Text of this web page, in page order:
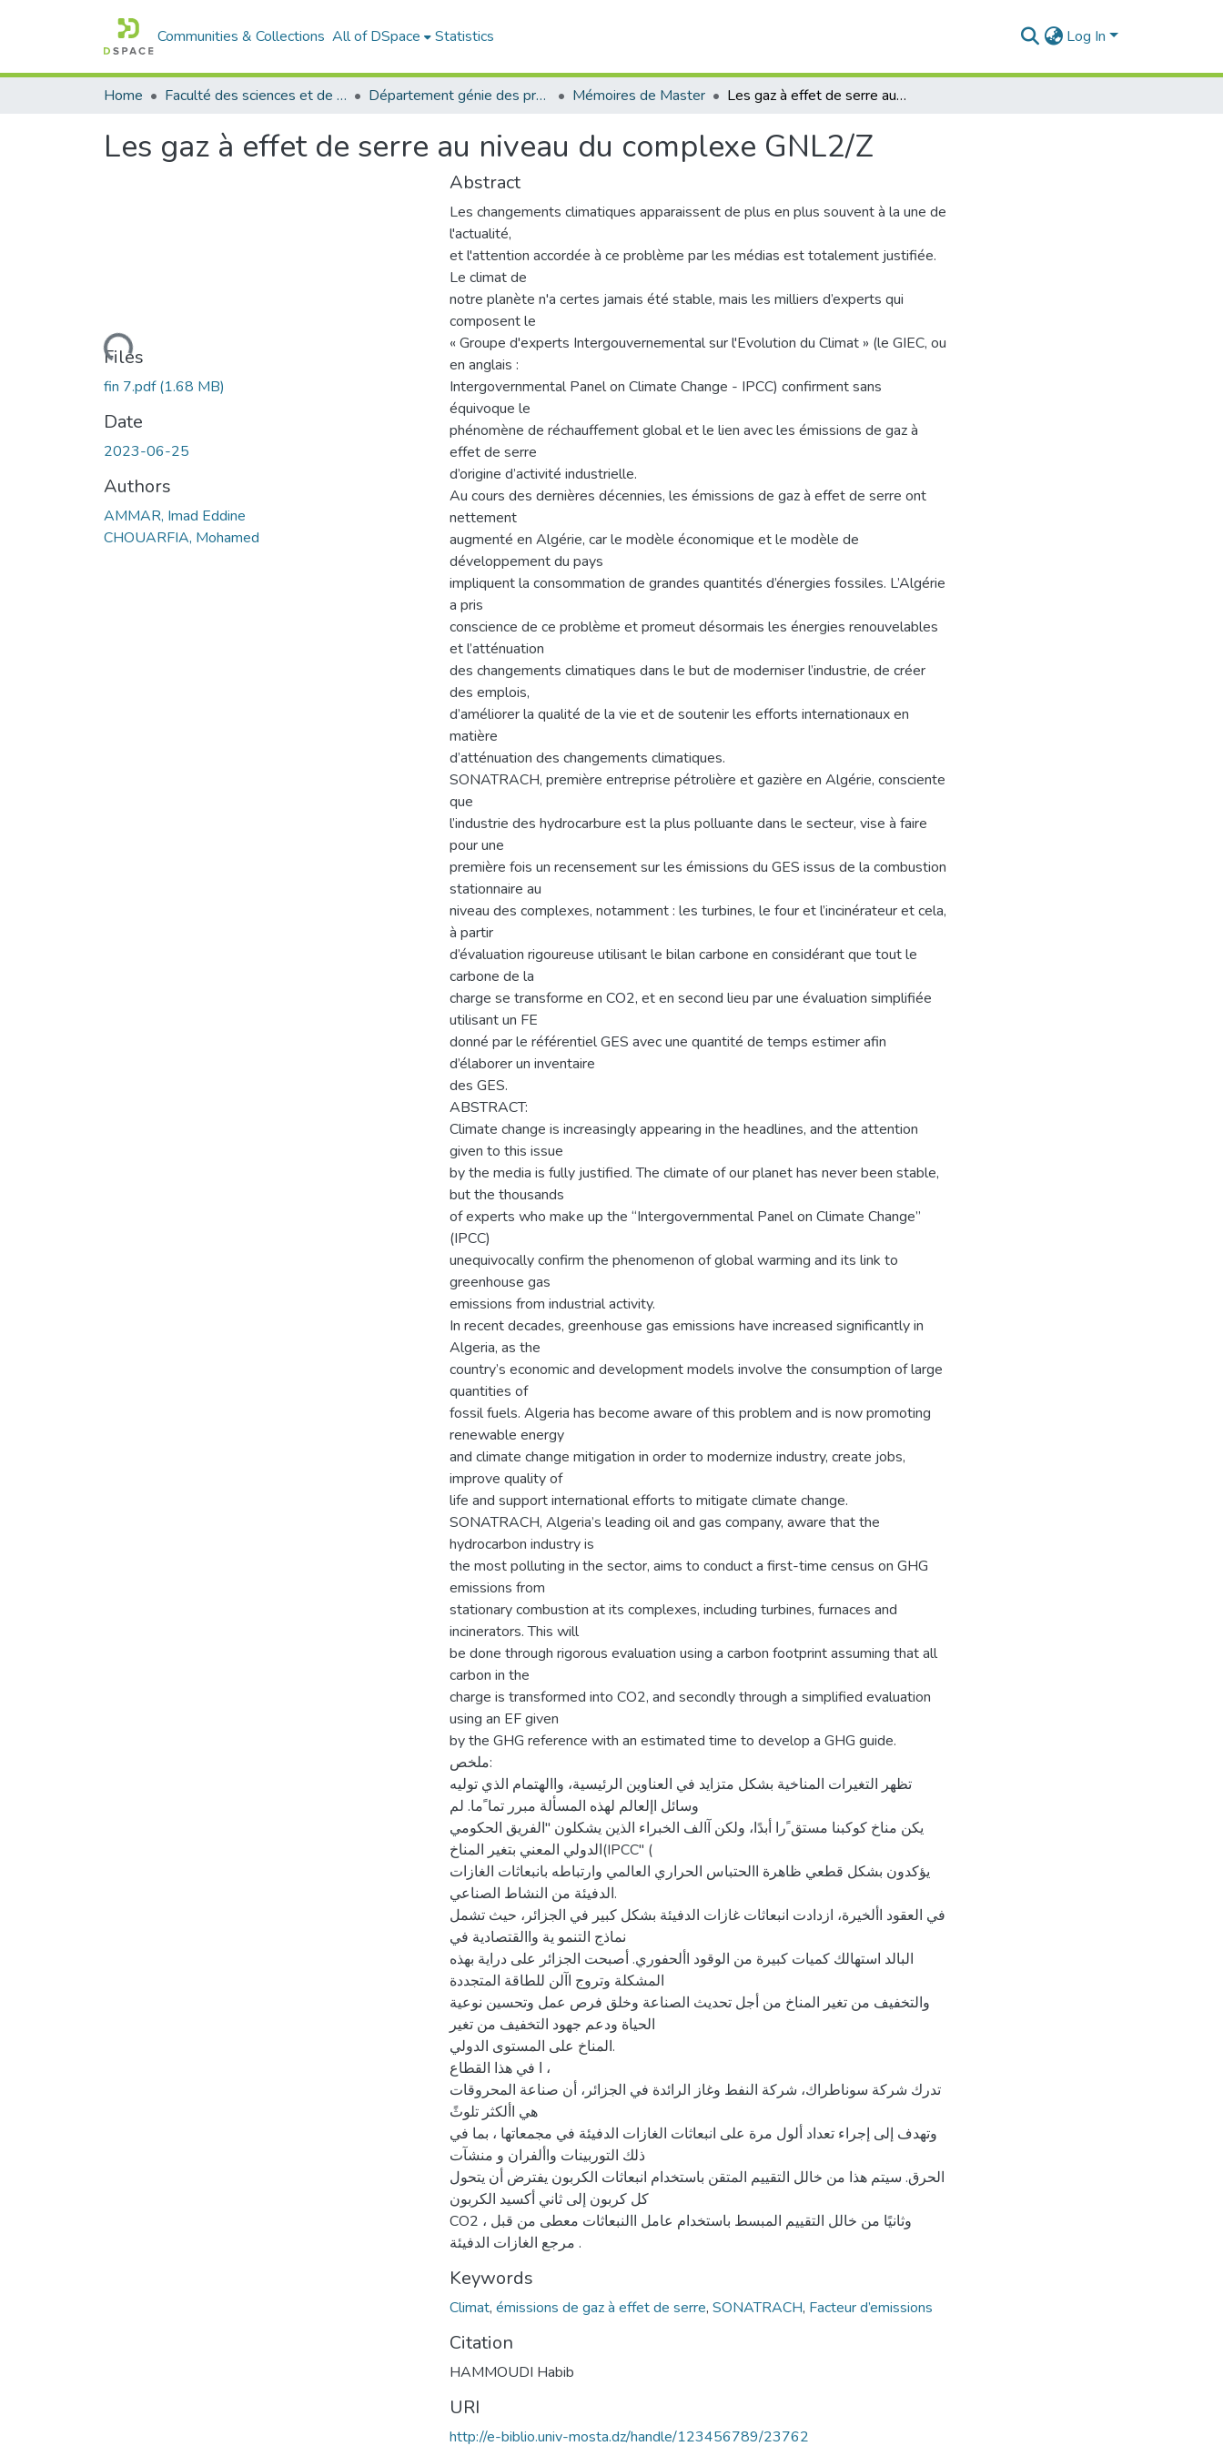
Communities & Collections All of DSpace Statistics Log In
Home Faculté des sciences et de la technologie Département génie des procédés Mémoires de Master Les gaz à effet de serre au niveau du complexe GNL2/Z
Les gaz à effet de serre au niveau du complexe GNL2/Z
Loading...
Files
fin 7.pdf(1.68 MB)
Date
2023-06-25
Authors
AMMAR, Imad Eddine
CHOUARFIA, Mohamed
Abstract
Les changements climatiques apparaissent de plus en plus souvent à la une de
l'actualité,
et l'attention accordée à ce problème par les médias est totalement justifiée.
Le climat de
notre planète n'a certes jamais été stable, mais les milliers d’experts qui
composent le
« Groupe d'experts Intergouvernemental sur l'Evolution du Climat » (le GIEC, ou
en anglais :
Intergovernmental Panel on Climate Change - IPCC) confirment sans
équivoque le
phénomène de réchauffement global et le lien avec les émissions de gaz à
effet de serre
d’origine d’activité industrielle.
Au cours des dernières décennies, les émissions de gaz à effet de serre ont
nettement
augmenté en Algérie, car le modèle économique et le modèle de
développement du pays
impliquent la consommation de grandes quantités d’énergies fossiles. L’Algérie
a pris
conscience de ce problème et promeut désormais les énergies renouvelables
et l’atténuation
des changements climatiques dans le but de moderniser l’industrie, de créer
des emplois,
d’améliorer la qualité de la vie et de soutenir les efforts internationaux en
matière
d’atténuation des changements climatiques.
SONATRACH, première entreprise pétrolière et gazière en Algérie, consciente
que
l’industrie des hydrocarbure est la plus polluante dans le secteur, vise à faire
pour une
première fois un recensement sur les émissions du GES issus de la combustion
stationnaire au
niveau des complexes, notamment : les turbines, le four et l’incinérateur et cela,
à partir
d’évaluation rigoureuse utilisant le bilan carbone en considérant que tout le
carbone de la
charge se transforme en CO2, et en second lieu par une évaluation simplifiée
utilisant un FE
donné par le référentiel GES avec une quantité de temps estimer afin
d’élaborer un inventaire
des GES.
ABSTRACT:
Climate change is increasingly appearing in the headlines, and the attention
given to this issue
by the media is fully justified. The climate of our planet has never been stable,
but the thousands
of experts who make up the “Intergovernmental Panel on Climate Change”
(IPCC)
unequivocally confirm the phenomenon of global warming and its link to
greenhouse gas
emissions from industrial activity.
In recent decades, greenhouse gas emissions have increased significantly in
Algeria, as the
country’s economic and development models involve the consumption of large
quantities of
fossil fuels. Algeria has become aware of this problem and is now promoting
renewable energy
and climate change mitigation in order to modernize industry, create jobs,
improve quality of
life and support international efforts to mitigate climate change.
SONATRACH, Algeria’s leading oil and gas company, aware that the
hydrocarbon industry is
the most polluting in the sector, aims to conduct a first-time census on GHG
emissions from
stationary combustion at its complexes, including turbines, furnaces and
incinerators. This will
be done through rigorous evaluation using a carbon footprint assuming that all
carbon in the
charge is transformed into CO2, and secondly through a simplified evaluation
using an EF given
by the GHG reference with an estimated time to develop a GHG guide.
ملخص:
تظهر التغيرات المناخية بشكل متزايد في العناوين الرئيسية، واالهتمام الذي توليه
وسائل اإلعالم لهذه المسألة مبرر تما ًما. لم
يكن مناخ كوكبنا مستق ًرا أبدًا، ولكن آالف الخبراء الذين يشكلون "الفريق الحكومي
الدولي المعني بتغير المناخ(IPCC" (
يؤكدون بشكل قطعي ظاهرة االحتباس الحراري العالمي وارتباطه بانبعاثات الغازات
الدفيئة من النشاط الصناعي.
في العقود األخيرة، ازدادت انبعاثات غازات الدفيئة بشكل كبير في الجزائر، حيث تشمل
نماذج التنمو ية واالقتصادية في
البالد استهالك كميات كبيرة من الوقود األحفوري. أصبحت الجزائر على دراية بهذه
المشكلة وتروج اآلن للطاقة المتجددة
والتخفيف من تغير المناخ من أجل تحديث الصناعة وخلق فرص عمل وتحسين نوعية
الحياة ودعم جهود التخفيف من تغير
المناخ على المستوى الدولي.
ا في هذا القطاع ،
تدرك شركة سوناطراك، شركة النفط وغاز الرائدة في الجزائر، أن صناعة المحروقات
هي األكثر تلوثً
وتهدف إلى إجراء تعداد ألول مرة على انبعاثات الغازات الدفيئة في مجمعاتها ، بما في
ذلك التوربينات واألفران و منشآت
الحرق. سيتم هذا من خالل التقييم المتقن باستخدام انبعاثات الكربون يفترض أن يتحول
كل كربون إلى ثاني أكسيد الكربون
CO2 ، وثانيًا من خالل التقييم المبسط باستخدام عامل االنبعاثات معطى من قبل
مرجع الغازات الدفيئة .
Keywords
Climat, émissions de gaz à effet de serre, SONATRACH, Facteur d’emissions
Citation
HAMMOUDI Habib
URI
http://e-biblio.univ-mosta.dz/handle/123456789/23762